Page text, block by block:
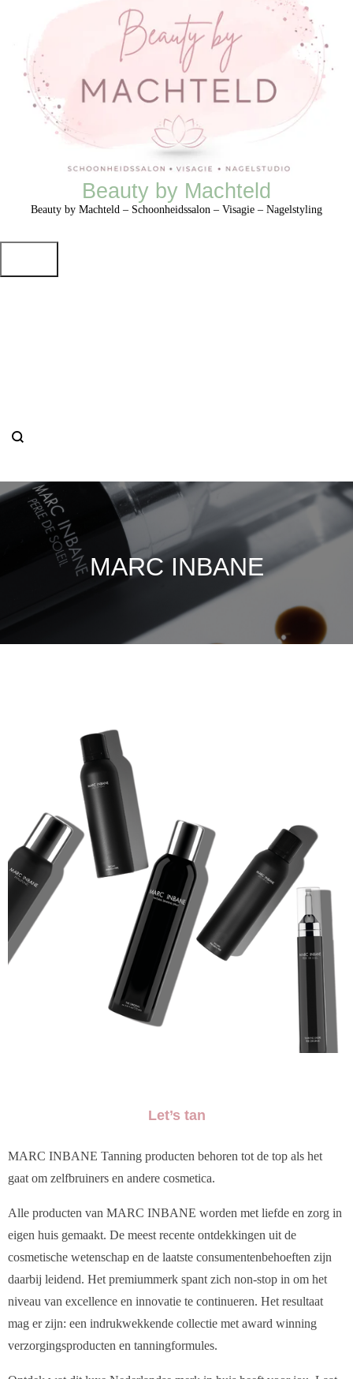
Beauty by Machteld
Beauty by Machteld – Schoonheidssalon – Visagie – Nagelstyling
MARC INBANE
Let’s tan
MARC INBANE Tanning producten behoren tot de top als het
gaat om zelfbruiners en andere cosmetica.
Alle producten van MARC INBANE worden met liefde en zorg in
eigen huis gemaakt. De meest recente ontdekkingen uit de
cosmetische wetenschap en de laatste consumentenbehoeften zijn
daarbij leidend. Het premiummerk spant zich non-stop in om het
niveau van excellence en innovatie te continueren. Het resultaat
mag er zijn: een indrukwekkende collectie met award winning
verzorgingsproducten en tanningformules.